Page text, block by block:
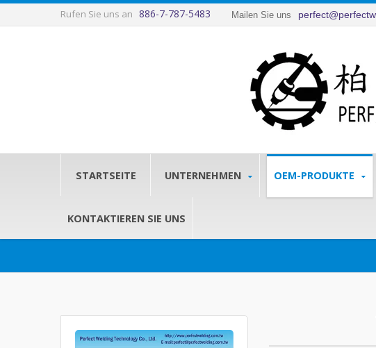
Rufen Sie uns an 886-7-787-5483 Mailen Sie uns
STARTSEITE UNTERNEHMEN OEM-PRODUKTE
KONTAKTIEREN SIE UNS